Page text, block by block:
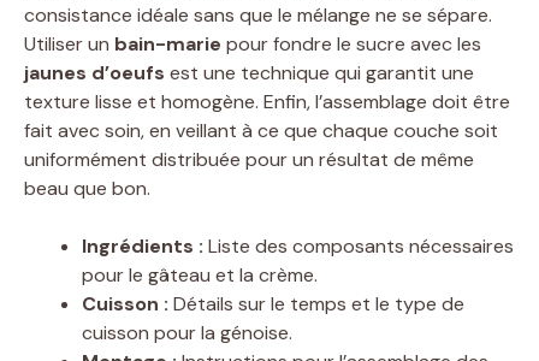
consistance idéale sans que le mélange ne se sépare.
Utiliser un bain-marie pour fondre le sucre avec les
jaunes d’oeufs est une technique qui garantit une
texture lisse et homogène. Enfin, l’assemblage doit être
fait avec soin, en veillant à ce que chaque couche soit
uniformément distribuée pour un résultat de même
beau que bon.
Ingrédients : Liste des composants nécessaires
pour le gâteau et la crème.
Cuisson : Détails sur le temps et le type de
cuisson pour la génoise.